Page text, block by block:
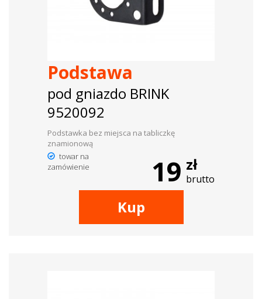
Podstawa
pod gniazdo BRINK
9520092
Podstawka bez miejsca na tabliczkę
znamionową
towar na
zamówienie
19 zł
brutto
Kup